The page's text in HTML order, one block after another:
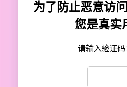
为了防止恶意访
您是真实
请输入验证码